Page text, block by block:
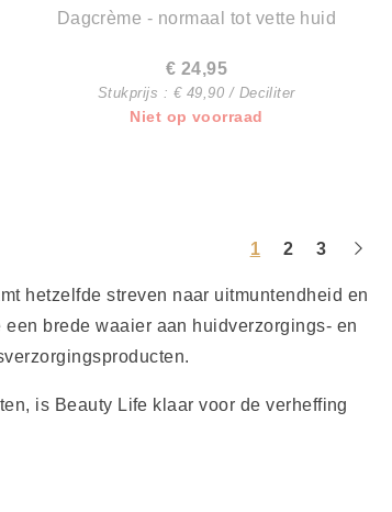
Dagcrème - normaal tot vette huid
€ 24,95
Stukprijs : € 49,90 / Deciliter
Niet op voorraad
1 2 3
hetzelfde streven naar uitmuntendheid en
brede waaier aan huidverzorgings- en
is Beauty Life klaar voor de verheffing